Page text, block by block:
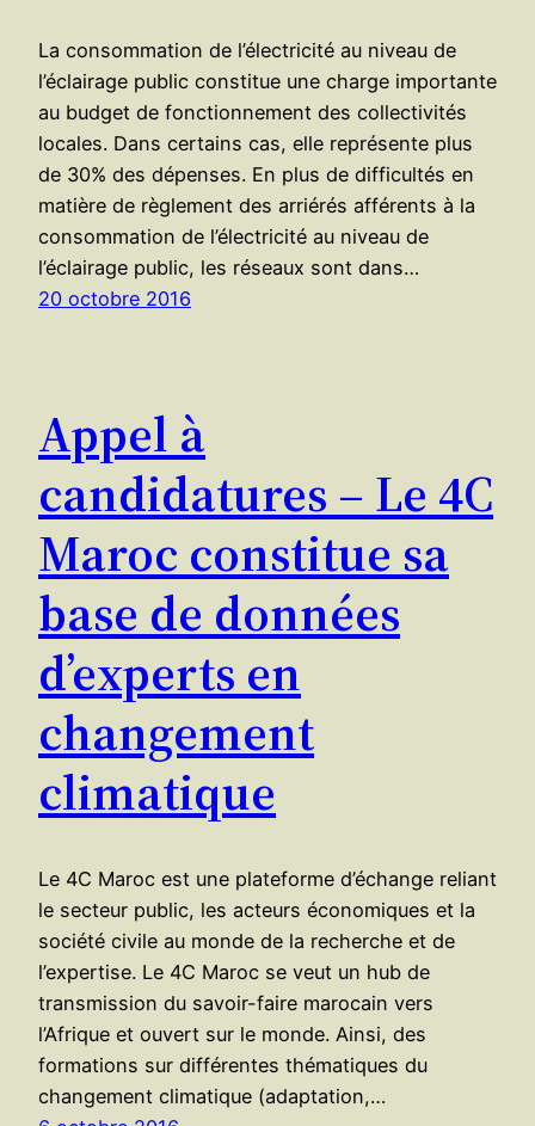
La consommation de l’électricité au niveau de
l’éclairage public constitue une charge importante
au budget de fonctionnement des collectivités
locales. Dans certains cas, elle représente plus
de 30% des dépenses. En plus de difficultés en
matière de règlement des arriérés afférents à la
consommation de l’électricité au niveau de
l’éclairage public, les réseaux sont dans…
20 octobre 2016
Appel à
candidatures – Le 4C
Maroc constitue sa
base de données
d’experts en
changement
climatique
Le 4C Maroc est une plateforme d’échange reliant
le secteur public, les acteurs économiques et la
société civile au monde de la recherche et de
l’expertise. Le 4C Maroc se veut un hub de
transmission du savoir-faire marocain vers
l’Afrique et ouvert sur le monde. Ainsi, des
formations sur différentes thématiques du
changement climatique (adaptation,…